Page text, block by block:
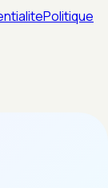
Politique